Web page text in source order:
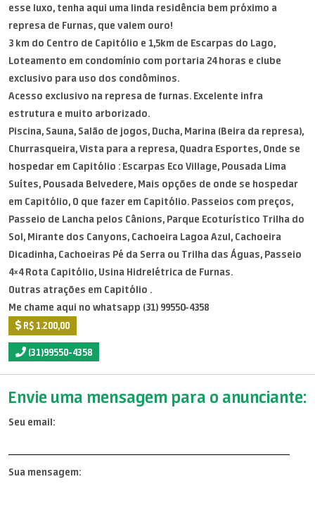
esse luxo, tenha aqui uma linda residência bem próximo a
represa de Furnas, que valem ouro!
3 km do Centro de Capitólio e 1,5km de Escarpas do Lago,
Loteamento em condomínio com portaria 24 horas e clube
exclusivo para uso dos condôminos.
Acesso exclusivo na represa de furnas. Excelente infra
estrutura e muito arborizado.
Piscina, Sauna, Salão de jogos, Ducha, Marina (Beira da represa),
Churrasqueira, Vista para a represa, Quadra Esportes, Onde se
hospedar em Capitólio : Escarpas Eco Village, Pousada Lima
Suítes, Pousada Belvedere, Mais opções de onde se hospedar
em Capitólio, O que fazer em Capitólio. Passeios com preços,
Passeio de Lancha pelos Cânions, Parque Ecoturístico Trilha do
Sol, Mirante dos Canyons, Cachoeira Lagoa Azul, Cachoeira
Dicadinha, Cachoeiras Pé da Serra ou Trilha das Águas, Passeio
4×4 Rota Capitólio, Usina Hidrelétrica de Furnas.
Outras atrações em Capitólio .
Me chame aqui no whatsapp (31) 99550-4358
R$ 1.200,00
(31)99550-4358
Envie uma mensagem para o anunciante:
Seu email:
Sua mensagem: